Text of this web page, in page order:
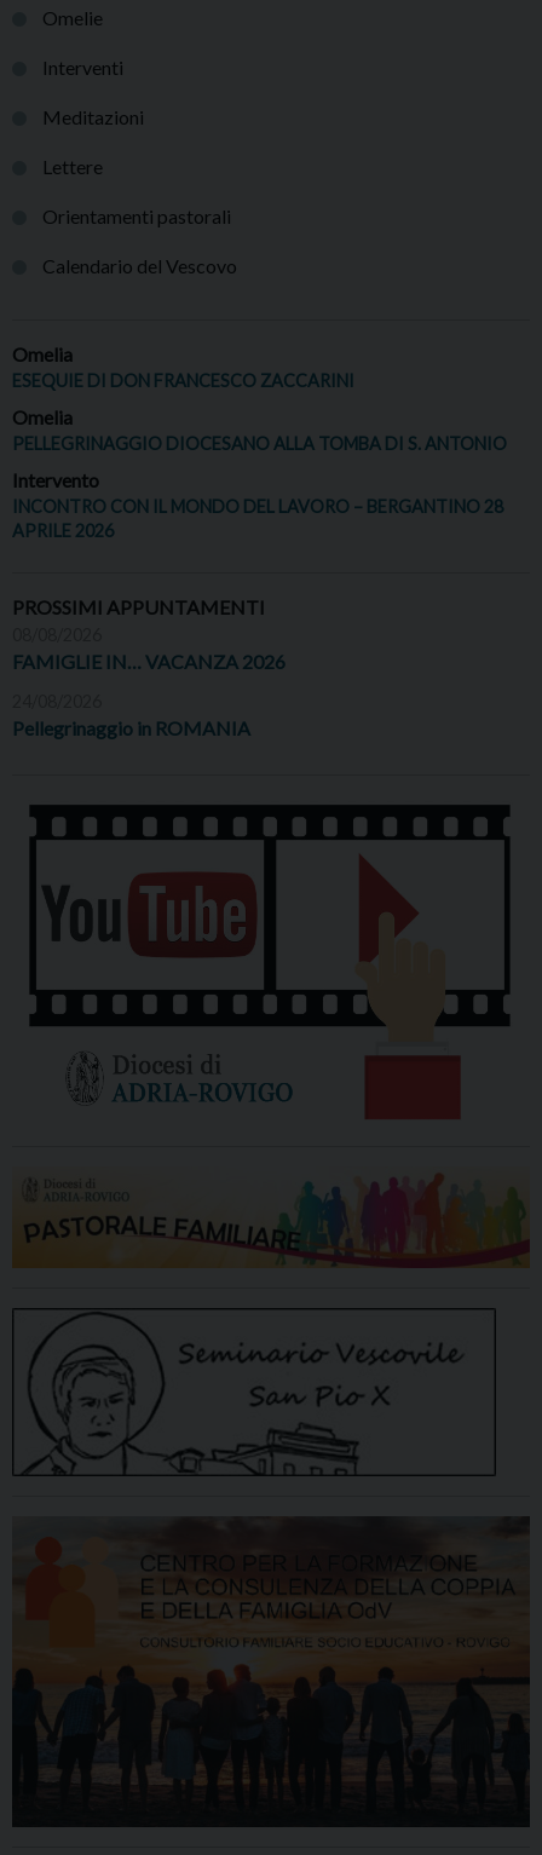
Omelie
Interventi
Meditazioni
Lettere
Orientamenti pastorali
Calendario del Vescovo
Omelia
ESEQUIE DI DON FRANCESCO ZACCARINI
Omelia
PELLEGRINAGGIO DIOCESANO ALLA TOMBA DI S. ANTONIO
Intervento
INCONTRO CON IL MONDO DEL LAVORO – BERGANTINO 28
APRILE 2026
PROSSIMI APPUNTAMENTI
FAMIGLIE IN… VACANZA 2026
Pellegrinaggio in ROMANIA